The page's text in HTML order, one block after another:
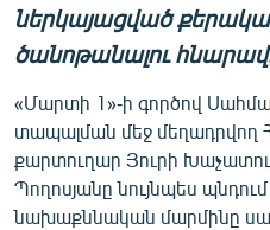
ներկայացված
ծանոթանալու
«Մարտի 1»-ի գործով
տապալման մեջ մեղադրվող
քարտուղար Յուրի
Պողոսյանը նույնպես
նախաքննական մարմինը